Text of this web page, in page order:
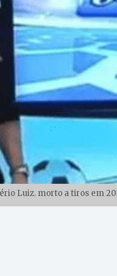
Luiz. morto a tiros em